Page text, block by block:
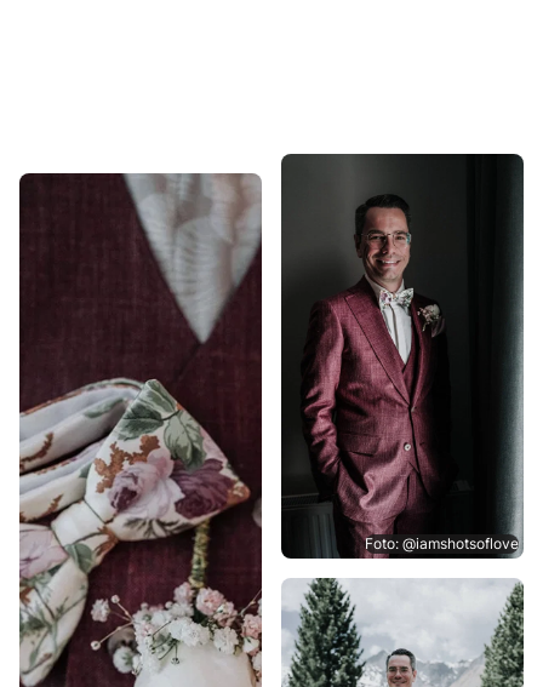
Foto: @iamshotsoflove